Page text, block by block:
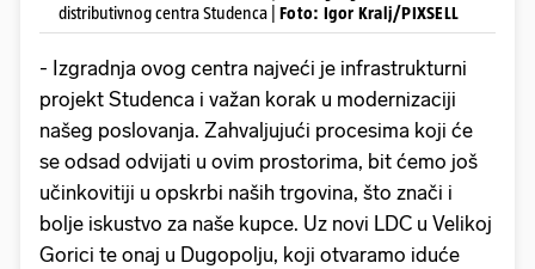
distributivnog centra Studenca | Foto: Igor Kralj/PIXSELL
- Izgradnja ovog centra najveći je infrastrukturni
projekt Studenca i važan korak u modernizaciji
našeg poslovanja. Zahvaljujući procesima koji će
se odsad odvijati u ovim prostorima, bit ćemo još
učinkovitiji u opskrbi naših trgovina, što znači i
bolje iskustvo za naše kupce. Uz novi LDC u Velikoj
Gorici te onaj u Dugopolju, koji otvaramo iduće